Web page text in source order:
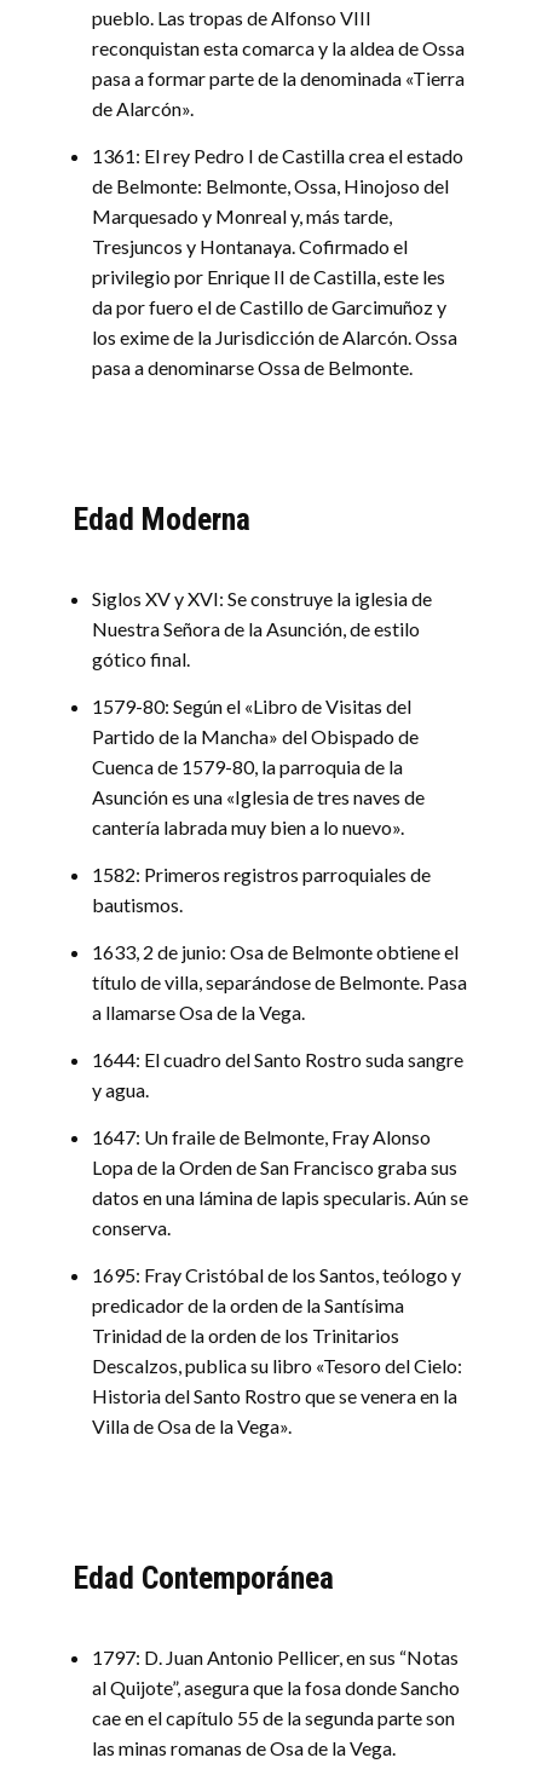
pueblo. Las tropas de Alfonso VIII
reconquistan esta comarca y la aldea de Ossa
pasa a formar parte de la denominada «Tierra
de Alarcón».
1361: El rey Pedro I de Castilla crea el estado
de Belmonte: Belmonte, Ossa, Hinojoso del
Marquesado y Monreal y, más tarde,
Tresjuncos y Hontanaya. Cofirmado el
privilegio por Enrique II de Castilla, este les
da por fuero el de Castillo de Garcimuñoz y
los exime de la Jurisdicción de Alarcón. Ossa
pasa a denominarse Ossa de Belmonte.
Edad Moderna
Siglos XV y XVI: Se construye la iglesia de
Nuestra Señora de la Asunción, de estilo
gótico final.
1579-80: Según el «Libro de Visitas del
Partido de la Mancha» del Obispado de
Cuenca de 1579-80, la parroquia de la
Asunción es una «Iglesia de tres naves de
cantería labrada muy bien a lo nuevo».
1582: Primeros registros parroquiales de
bautismos.
1633, 2 de junio: Osa de Belmonte obtiene el
título de villa, separándose de Belmonte. Pasa
a llamarse Osa de la Vega.
1644: El cuadro del Santo Rostro suda sangre
y agua.
1647: Un fraile de Belmonte, Fray Alonso
Lopa de la Orden de San Francisco graba sus
datos en una lámina de lapis specularis. Aún se
conserva.
1695: Fray Cristóbal de los Santos, teólogo y
predicador de la orden de la Santísima
Trinidad de la orden de los Trinitarios
Descalzos, publica su libro «Tesoro del Cielo:
Historia del Santo Rostro que se venera en la
Villa de Osa de la Vega».
Edad Contemporánea
1797: D. Juan Antonio Pellicer, en sus “Notas
al Quijote”, asegura que la fosa donde Sancho
cae en el capítulo 55 de la segunda parte son
las minas romanas de Osa de la Vega.